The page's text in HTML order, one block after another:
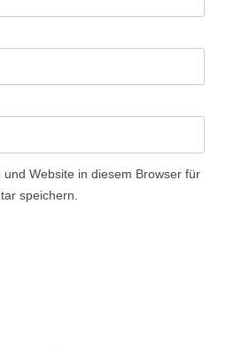
Website in diesem Browser für
speichern.